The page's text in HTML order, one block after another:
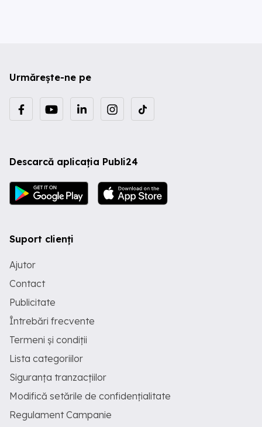
Urmărește-ne pe
Descarcă aplicația Publi24
Suport clienți
Ajutor
Contact
Publicitate
Întrebări frecvente
Termeni și condiții
Lista categoriilor
Siguranța tranzacțiilor
Modifică setările de confidențialitate
Regulament Campanie